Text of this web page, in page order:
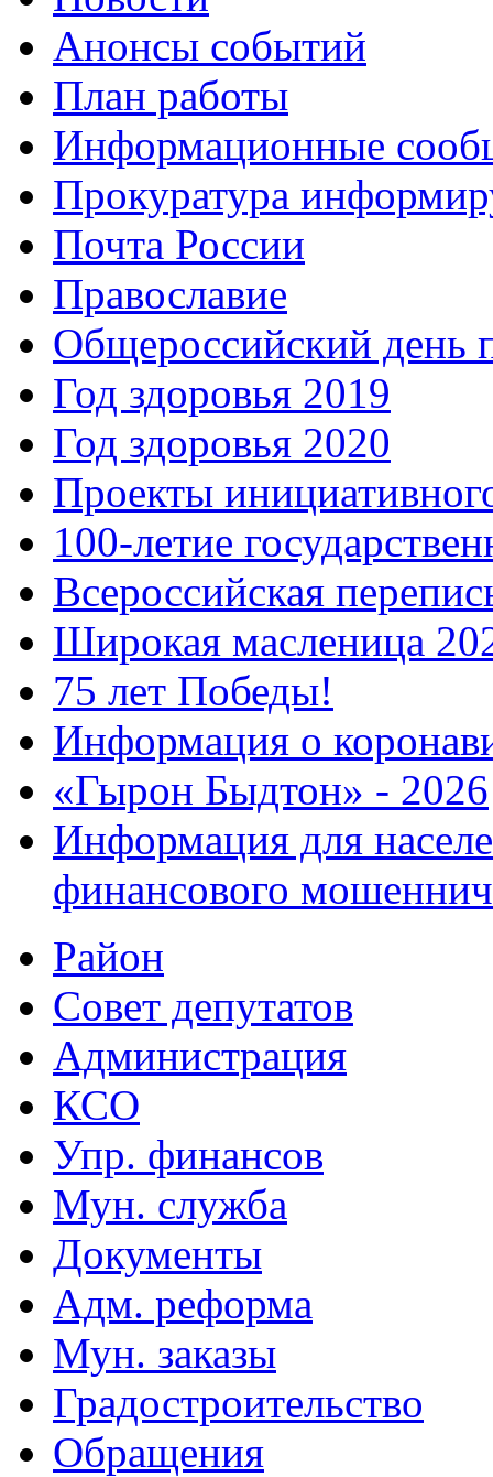
Анонсы событий
План работы
Информационные
Прокуратура
Почта России
Православие
Общероссийский день
Год здоровья 2019
Год здоровья 2020
Проекты
100-летие
Всероссийская
Широкая масленица
75 лет Победы!
Информация о
«Гырон Быдтон» - 2026
Информация для
финансового
Район
Совет депутатов
Администрация
КСО
Упр. финансов
Мун. служба
Документы
Адм. реформа
Мун. заказы
Градостроительство
Обращения